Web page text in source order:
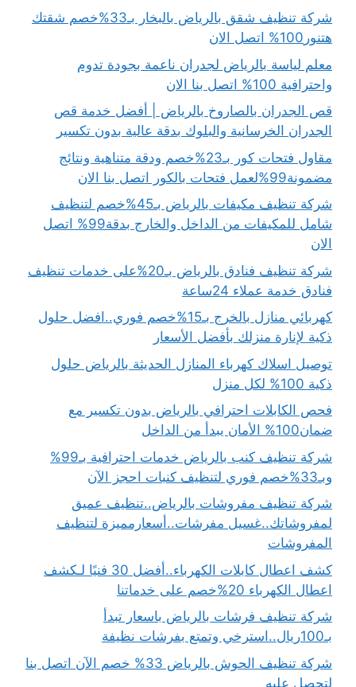
شركة تنظيف شقق بالرياض بالبخار بـ33%خصم شقتك
هتنور100% اتصل الان
معلم لياسة بالرياض لجدران ناعمة بجودة تدوم
واحترافية 100% اتصل بنا الان
قص الجدران بالصاروخ بالرياض | أفضل خدمة قص
الجدران الخرسانية والبلوك بدقة عالية بدون تكسير
مقاول فتحات كور بـ23%خصم ودقة متناهية ونتائج
مضمونة99%لعمل فتحات بالكور اتصل بنا الان
شركة تنظيف مكيفات بالرياض بـ45%خصم لتنظيف
شامل للمكيفات من الداخل والخارج بدقة99% اتصل
الان
شركة تنظيف فنادق بالرياض بـ20%على خدمات تنظيف
فنادق خدمة عملاء 24ساعة
كهربائي منازل بالخرج بـ15%خصم فوري..افضل حلول
ذكية لإنارة منزلك بأفضل الأسعار
توصيل اسلاك كهرباء المنازل الحديثة بالرياض حلول
ذكية 100% لكل منزل
فحص الكابلات احترافي بالرياض بدون تكسير مع
ضمان100% الأمان يبدأ من الداخل
شركة تنظيف كنب بالرياض خدمات احترافية بـ99%
وبـ33%خصم فوري لتنظيف كنبات احجز الآن
شركة تنظيف مفروشات بالرياض..تنظيف عميق
لمفروشاتك..غسيل مفرشات..أسعارمميزة لتنظيف
المفروشات
كشف اعطال كابلات الكهرباء..أفضل 30 فنيًا لـكشف
اعطال الكهرباء 20%خصم على خدماتنا
شركة تنظيف فرشات بالرياض باسعار تبدأ
بـ100ريال..استرخي وتمتع بفرشات نظيفة
شركة تنظيف الحوش بالرياض 33% خصم الآن اتصل بنا
لتحصل عليه